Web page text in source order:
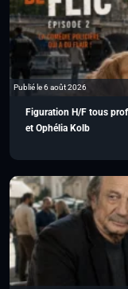
Publié le 6 août 2026
Figuration H/F tous
et Ophélia Kolb